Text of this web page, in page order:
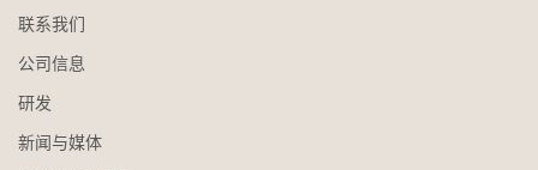
联系我们
公司信息
研发
新闻与媒体